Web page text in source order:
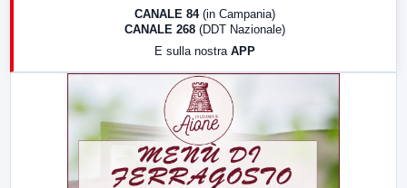
CANALE 84 (in Campania)
CANALE 268 (DDT Nazionale)
E sulla nostra APP